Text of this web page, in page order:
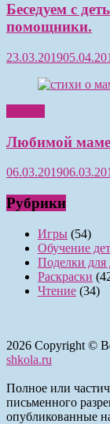
Беседуем с
помощники.
23.03.2019
Любимой маме
06.03.2019
Рубрики
Игры (54)
Обучение
Поделки для
Раскраски
Чтение (34)
2026 Copyright ©
shkola.ru
Полное или
письменного
опубликованные